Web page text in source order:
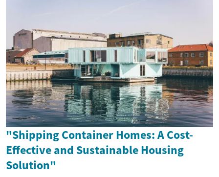
"Shipping Container Homes: A Cost-
Effective and Sustainable Housing
Solution"